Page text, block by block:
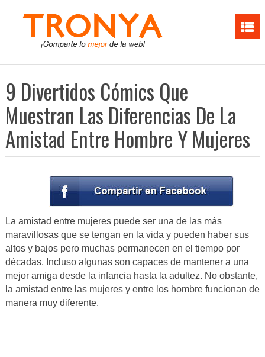
9 Divertidos Cómics Que
Muestran Las Diferencias De La
Amistad Entre Hombre Y Mujeres
La amistad entre mujeres puede ser una de las más
maravillosas que se tengan en la vida y pueden haber sus
altos y bajos pero muchas permanecen en el tiempo por
décadas. Incluso algunas son capaces de mantener a una
mejor amiga desde la infancia hasta la adultez. No obstante,
la amistad entre las mujeres y entre los hombre funcionan de
manera muy diferente.